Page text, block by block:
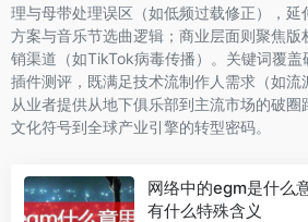
理与母带处理误区（如低频过载修正），延
方案与音乐节选曲逻辑；商业层面则聚焦
销渠道（如TikTok病毒传播）。关键词覆
插件测评，既满足技术流制作人需求（如流
从业者提供从地下俱乐部到主流市场的破
文化符号到全球产业引擎的转型密码。
网络中的egm是什么
有什么特殊含义